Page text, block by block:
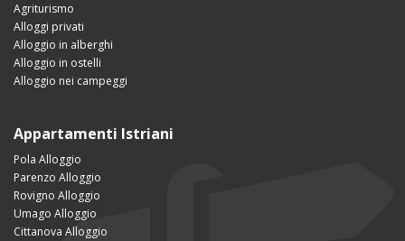
Agriturismo
Alloggi privati
Alloggio in alberghi
Alloggio in ostelli
Alloggio nei campeggi
Appartamenti Istriani
Pola Alloggio
Parenzo Alloggio
Rovigno Alloggio
Umago Alloggio
Cittanova Alloggio